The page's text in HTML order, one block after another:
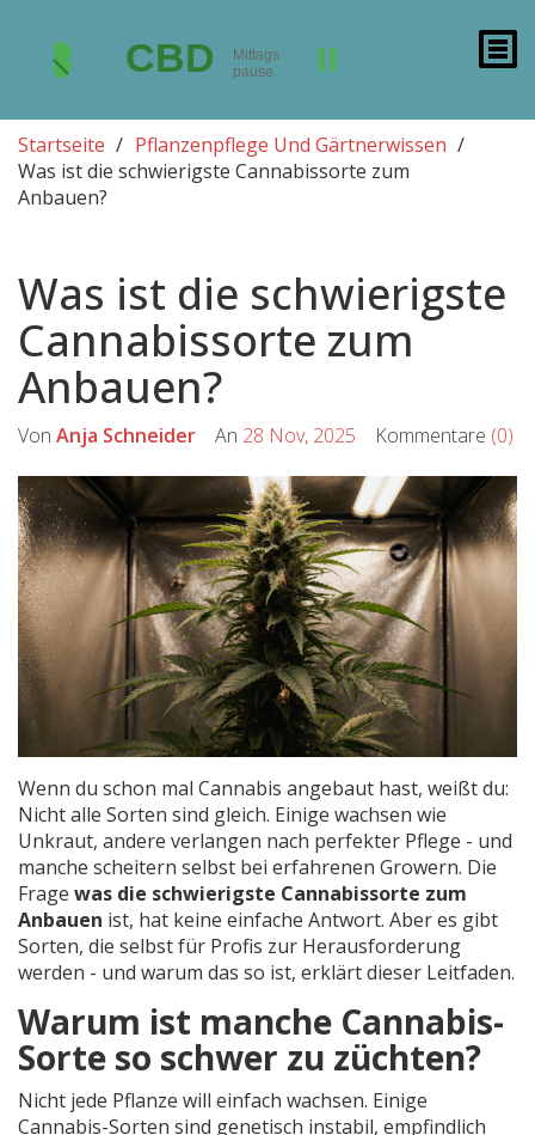
Startseite
Pflanzenpflege Und Gärtnerwissen
Was ist die schwierigste Cannabissorte zum
Anbauen?
Was ist die schwierigste
Cannabissorte zum
Anbauen?
Von Anja Schneider An 28 Nov, 2025 Kommentare (0)
Wenn du schon mal Cannabis angebaut hast, weißt du:
Nicht alle Sorten sind gleich. Einige wachsen wie
Unkraut, andere verlangen nach perfekter Pflege - und
manche scheitern selbst bei erfahrenen Growern. Die
Frage was die schwierigste Cannabissorte zum
Anbauen ist, hat keine einfache Antwort. Aber es gibt
Sorten, die selbst für Profis zur Herausforderung
werden - und warum das so ist, erklärt dieser Leitfaden.
Warum ist manche Cannabis-
Sorte so schwer zu züchten?
Nicht jede Pflanze will einfach wachsen. Einige
Cannabis-Sorten sind genetisch instabil, empfindlich